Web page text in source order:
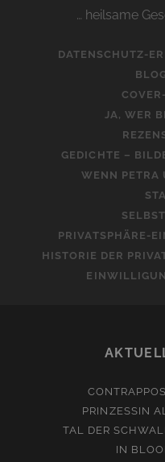
… heilsame
DATENSCHUTZ-
JA, WER
GEDICHTE –
WENN PETRA
PRIVATSPHÄRE-
HISTORIE DER
PRINZESSIN
TAL DER
IN